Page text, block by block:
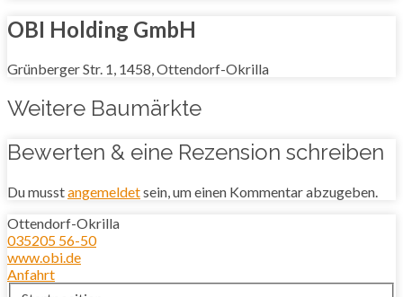
OBI Holding GmbH
Grünberger Str. 1, 1458, Ottendorf-Okrilla
Weitere Baumärkte
Bewerten & eine Rezension schreiben
Du musstangemeldetsein, um einen Kommentar abzugeben.
Ottendorf-Okrilla
035205 56-50
www.obi.de
Anfahrt